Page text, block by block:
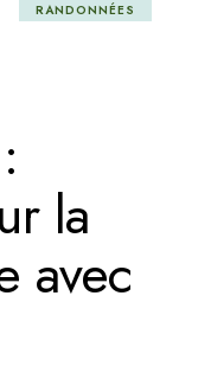
RANDONNÉES
la
avec